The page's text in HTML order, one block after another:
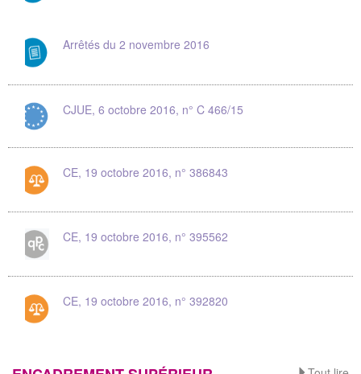
Arrêtés du 2 novembre 2016
CJUE, 6 octobre 2016, n° C 466/15
CE, 19 octobre 2016, n° 386843
CE, 19 octobre 2016, n° 395562
CE, 19 octobre 2016, n° 392820